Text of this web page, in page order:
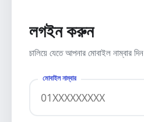
লগইন করুন
চালিয়ে যেতে আপনার মোবাইল নাম্বার দিন
মোবাইল নাম্বার